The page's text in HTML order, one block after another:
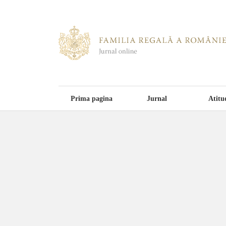
Prima pagina Jurnal